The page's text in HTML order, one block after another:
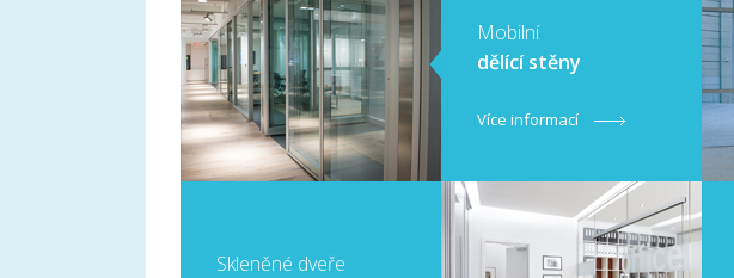
Mobilní
dělící stěny
Více informací
​Skleněné dveře